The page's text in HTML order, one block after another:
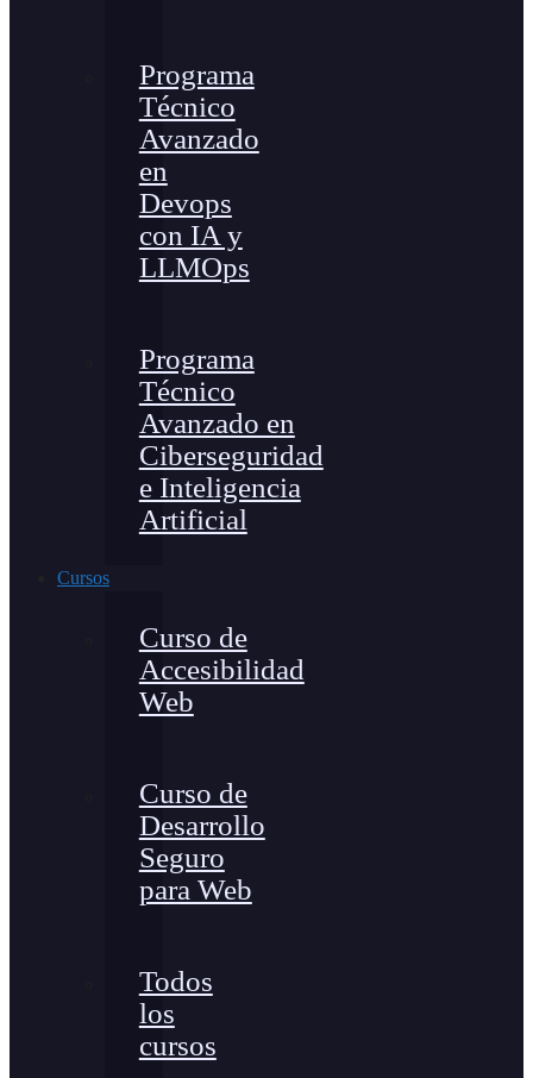
Programa
Técnico
Avanzado
en
Devops
con IA y
LLMOps
Programa
Técnico
Avanzado en
Ciberseguridad
e Inteligencia
Artificial
Cursos
Curso de
Accesibilidad
Web
Curso de
Desarrollo
Seguro
para Web
Todos
los
cursos